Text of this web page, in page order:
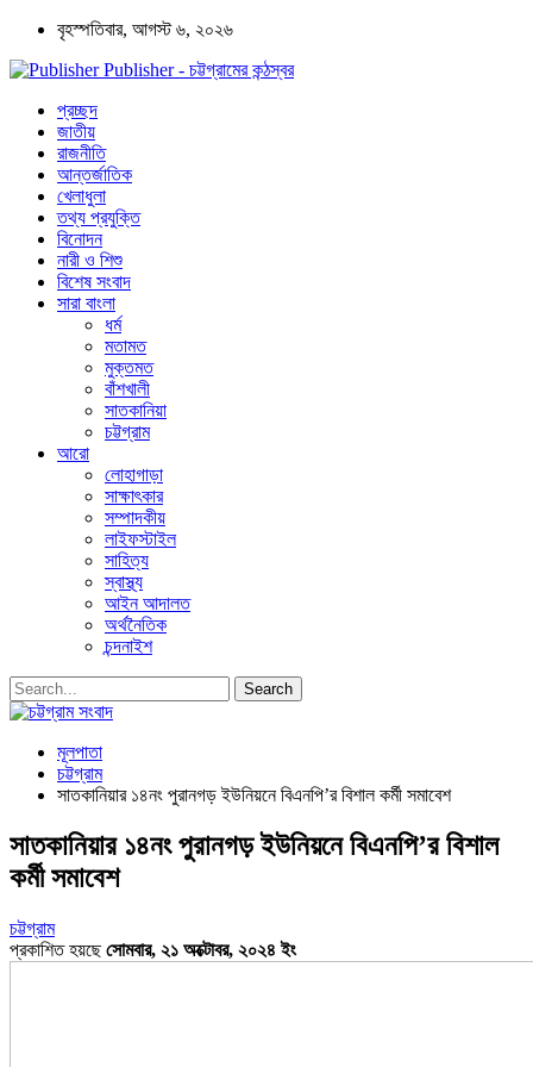
বৃহস্পতিবার, আগস্ট ৬, ২০২৬
Publisher - চট্টগ্রামের কন্ঠস্বর
প্রচ্ছদ
জাতীয়
রাজনীতি
আন্তর্জাতিক
খেলাধুলা
তথ্য প্রযুক্তি
বিনোদন
নারী ও শিশু
বিশেষ সংবাদ
সারা বাংলা
ধর্ম
মতামত
মুক্তমত
বাঁশখালী
সাতকানিয়া
চট্টগ্রাম
আরো
লোহাগাড়া
সাক্ষাৎকার
সম্পাদকীয়
লাইফস্টাইল
সাহিত্য
স্বাস্থ্য
আইন আদালত
অর্থনৈতিক
চন্দনাইশ
মূলপাতা
চট্টগ্রাম
সাতকানিয়ার ১৪নং পুরানগড় ইউনিয়নে বিএনপি’র বিশাল কর্মী সমাবেশ
সাতকানিয়ার ১৪নং পুরানগড় ইউনিয়নে বিএনপি’র বিশাল
কর্মী সমাবেশ
চট্টগ্রাম
প্রকাশিত হয়ছেসোমবার, ২১ অক্টোবর, ২০২৪ ইং